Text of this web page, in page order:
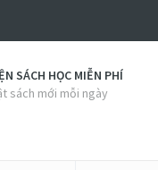
SÁCH HỌC MIỄN PHÍ
sách mới mỗi ngày